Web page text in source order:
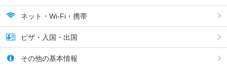
ネット・Wi-Fi・携帯
ビザ・入国・出国
その他の基本情報